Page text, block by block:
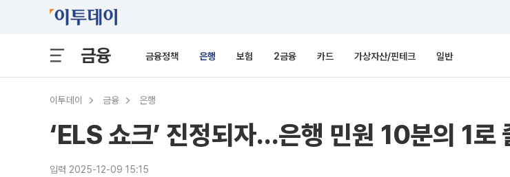
금융 금융정책 은행 보험 2금융 카드 가상자산/핀테크 일반
이투데이 금융 은행
‘ELS 쇼크’ 진정되자…은행 민원 10분의 1로
입력 2025-12-09 15:15